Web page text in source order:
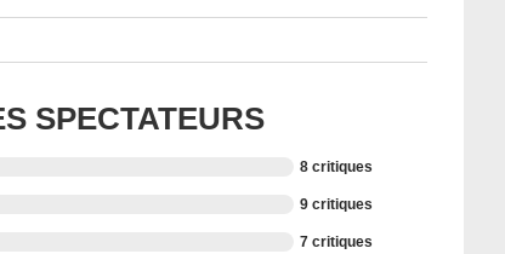
SPECTATEURS
8 critiques
9 critiques
7 critiques